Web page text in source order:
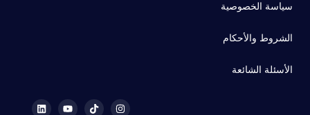
سياسة الخصوصية
الشروط والأحكام
الأسئلة الشائعة